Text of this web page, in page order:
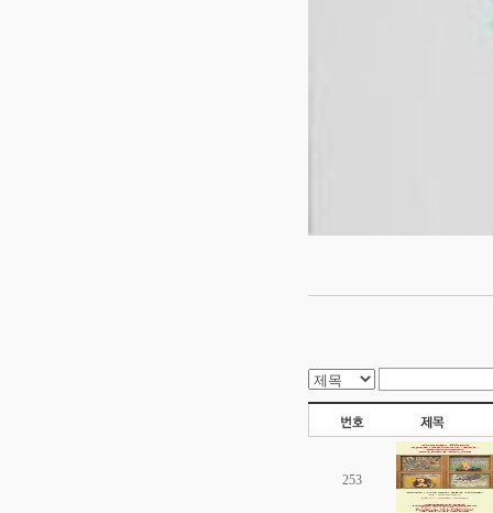
253